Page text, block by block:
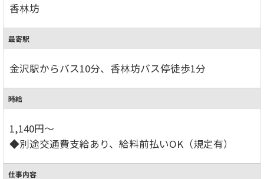
香林坊
最寄駅
金沢駅からバス10分、香林坊バス停徒歩1分
時給
1,140円～
◆別途交通費支給あり、給料前払いOK（規定有）
仕事内容